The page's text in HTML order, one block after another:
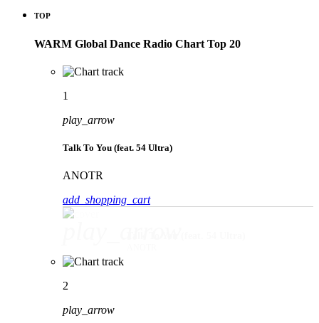
TOP
WARM Global Dance Radio Chart Top 20
1
play_arrow
Talk To You (feat. 54 Ultra)
ANOTR
add_shopping_cart
2
play_arrow